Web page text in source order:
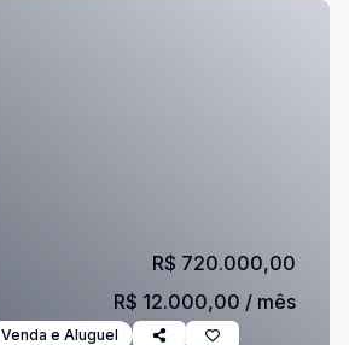
Venda e Aluguel
R$ 720.000,00
R$ 12.000,00 / mês